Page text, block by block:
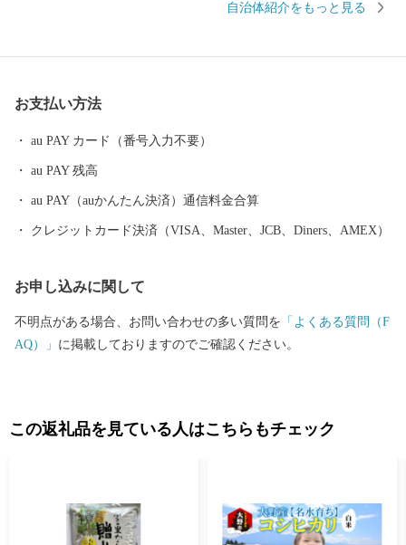
明媚な棚田など、さまざまな特色と文化を持った個性豊かなエリ
コシヒカリをはじめとした長岡自慢の品をご用意しました。ぜひ
ふるさと納税で長岡を応援してください！
自治体紹介をもっと見る
お支払い方法
au PAY カード（番号入力不要）
au PAY 残高
au PAY（auかんたん決済）通信料金合算
クレジットカード決済（VISA、Master、JCB、Diners、AMEX）
お申し込みに関して
不明点がある場合、お問い合わせの多い質問を 「よくある質問（F
AQ）」 に掲載しておりますのでご確認ください。
この返礼品を見ている人はこちらもチェック